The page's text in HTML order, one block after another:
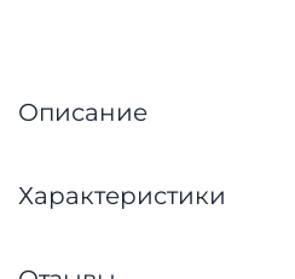
Описание
Характеристики